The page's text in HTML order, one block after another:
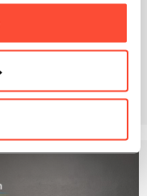
dohvat
tema